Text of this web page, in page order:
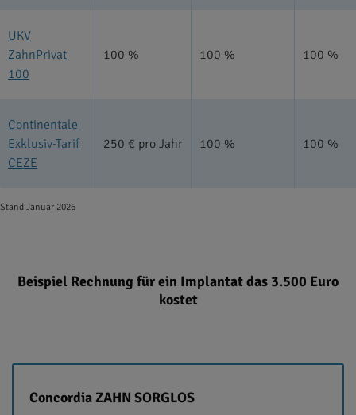
UKV
ZahnPrivat
100
100 % 100 % 100 %
Continentale
Exklusiv-Tarif
CEZE
250 € pro Jahr 100 % 100 %
Stand Januar 2026
Beispiel Rechnung für ein Implantat das 3.500 Euro
kostet
Concordia ZAHN SORGLOS